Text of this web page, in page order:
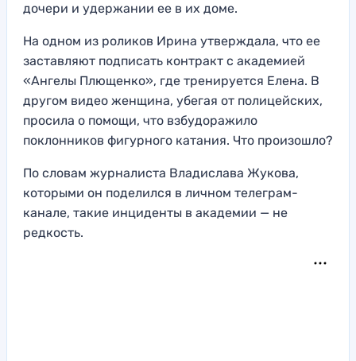
дочери и удержании ее в их доме.
На одном из роликов Ирина утверждала, что ее
заставляют подписать контракт с академией
«Ангелы Плющенко», где тренируется Елена. В
другом видео женщина, убегая от полицейских,
просила о помощи, что взбудоражило
поклонников фигурного катания. Что произошло?
По словам журналиста Владислава Жукова,
которыми он поделился в личном телеграм-
канале, такие инциденты в академии — не
редкость.